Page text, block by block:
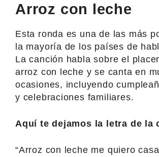
Arroz con leche
Esta ronda es una de las más
la mayoría de los países de
La canción habla sobre el
arroz con leche y se canta en
ocasiones, incluyendo
y celebraciones familiares.
Aquí te dejamos la letra de la
“Arroz con leche me quiero